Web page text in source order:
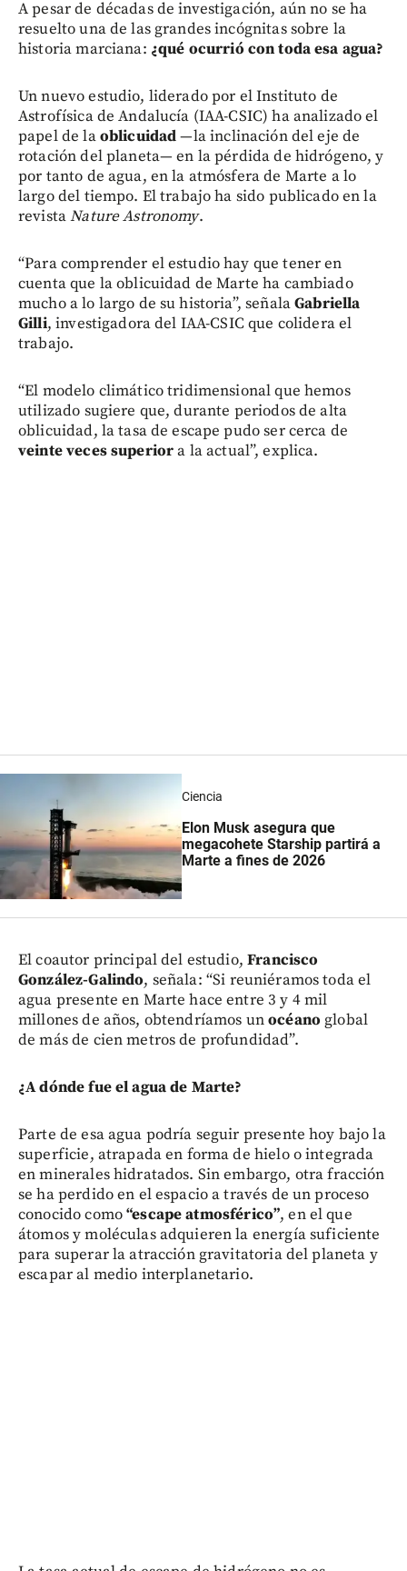
A pesar de décadas de investigación, aún no se ha
resuelto una de las grandes incógnitas sobre la
historia marciana: ¿qué ocurrió con toda esa agua?
Un nuevo estudio, liderado por el Instituto de
Astrofísica de Andalucía (IAA-CSIC) ha analizado el
papel de laoblicuidad—la inclinación del eje de
rotación del planeta— en la pérdida de hidrógeno, y
por tanto de agua, en la atmósfera de Marte a lo
largo del tiempo. El trabajo ha sido publicado en la
revistaNature Astronomy.
“Para comprender el estudio hay que tener en
cuenta que la oblicuidad de Marte ha cambiado
mucho a lo largo de su historia”, señalaGabriella
Gilli, investigadora del IAA-CSIC que colidera el
trabajo.
“El modelo climático tridimensional que hemos
utilizado sugiere que, durante periodos de alta
oblicuidad, la tasa de escape pudo ser cerca de
veinte veces superiora la actual”, explica.
Ciencia
Elon Musk asegura que
megacohete Starship partirá a
Marte a fines de 2026
El coautor principal del estudio,Francisco
González-Galindo, señala: “Si reuniéramos toda el
agua presente en Marte hace entre 3 y 4 mil
millones de años, obtendríamos unocéano global
de más de cien metros de profundidad”.
¿A dónde fue el agua de Marte?
Parte de esa agua podría seguir presente hoy bajo la
superficie, atrapada en forma de hielo o integrada
en minerales hidratados. Sin embargo, otra fracción
se ha perdido en el espacio a través de un proceso
conocido como“escape atmosférico”, en el que
átomos y moléculas adquieren la energía suficiente
para superar la atracción gravitatoria del planeta y
escapar al medio interplanetario.